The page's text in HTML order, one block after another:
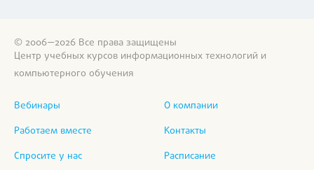
© 2006—2026 Все права защищены
Центр учебных курсов информационных технологий и
компьютерного обучения
Вебинары
Работаем вместе
Спросите у нас
О компании
Контакты
Расписание